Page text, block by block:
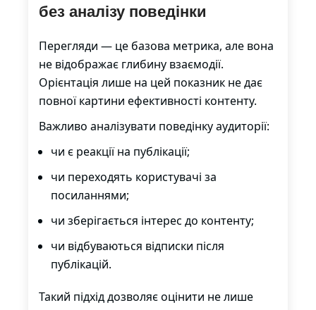
без аналізу поведінки
Перегляди — це базова метрика, але вона
не відображає глибину взаємодії.
Орієнтація лише на цей показник не дає
повної картини ефективності контенту.
Важливо аналізувати поведінку аудиторії:
чи є реакції на публікації;
чи переходять користувачі за
посиланнями;
чи зберігається інтерес до контенту;
чи відбуваються відписки після
публікацій.
Такий підхід дозволяє оцінити не лише